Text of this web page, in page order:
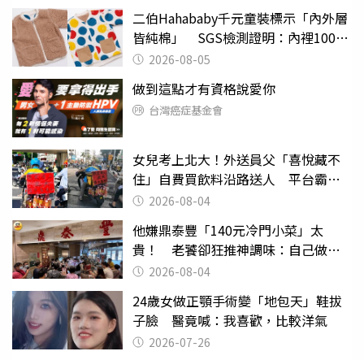
二伯Hahababy千元童裝標示「內外層
皆純棉」 SGS檢測證明：內裡100%
聚酯纖維
2026-08-05
做到這點才有資格說愛你
台灣癌症基金會
女兒考上北大！外送員父「喜悅藏不
住」自費買飲料沿路送人 平台霸氣
幫付學費
2026-08-04
他嫌鼎泰豐「140元冷門小菜」太
貴！ 老饕卻狂推神調味：自己做不
出來2026-08-04
24歲女做正顎手術變「地包天」鞋拔
子臉 醫竟喊：我喜歡，比較洋氣
2026-07-26